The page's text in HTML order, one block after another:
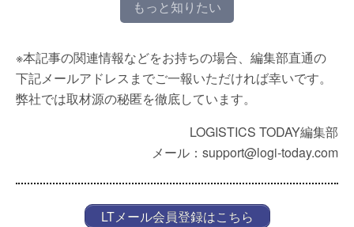
もっと知りたい
※本記事の関連情報などをお持ちの場合、編集部直通の
下記メールアドレスまでご一報いただければ幸いです。
弊社では取材源の秘匿を徹底しています。
LOGISTICS TODAY編集部
メール：support@logi-today.com
LTメール会員登録はこちら